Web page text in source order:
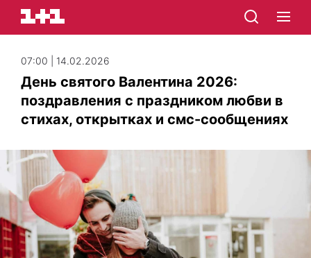
07:00 | 14.02.2026
День святого Валентина 2026:
поздравления с праздником любви в
стихах, открытках и смс-сообщениях